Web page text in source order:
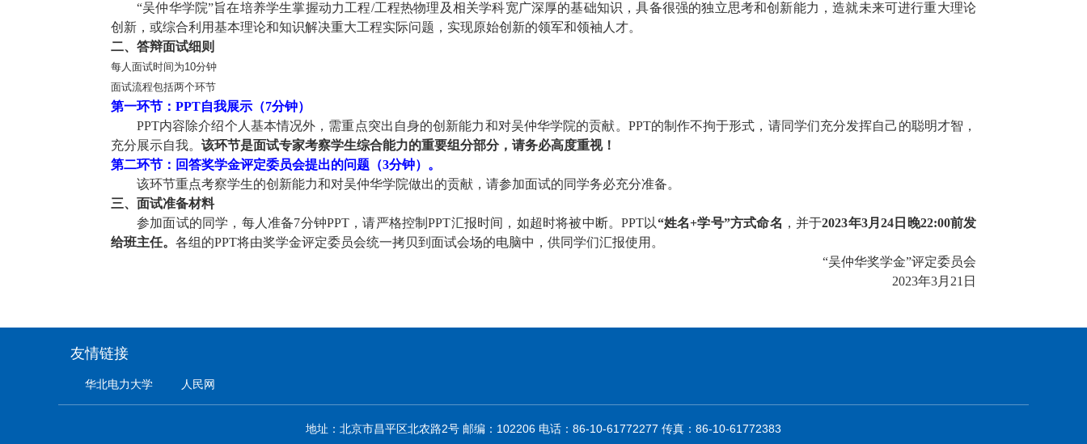
“吴仲华学院”旨在培养学生掌握动力工程/工程热物理及相关学科宽广深厚的基础知识，具备很强的独立思考和创新能力，造就未来可进行重大理论
创新，或综合利用基本理论和知识解决重大工程实际问题，实现原始创新的领军和领袖人才。
二、答辩面试细则
每人面试时间为10分钟
面试流程包括两个环节
第一环节：PPT自我展示 （7分钟）
PPT内容除介绍个人基本情况外，需重点突出 自身的创新能力和对吴仲华学院的贡献。 PPT的制作不拘于形式，请同学们充分发挥自己的聪明才智，
充分展示自我。 该环节是面试专家考察学生综合能力的重要组分部分，请务必高度重视！
第二环节：回答奖学金评定委员会提出的问题（3分钟）。
该环节重点考察学生的创新能力和对吴仲华学院做出的贡献，请参加面试的同学务必充分准备。
三、面试准备材料
参加面试的同学，每人准备7分钟PPT，请严格控制PPT汇报时间，如超时将被中断。PPT以“姓名+学号”方式命名 ， 并于2023年3月24 日 晚22:00前发
给班主任。 各组的PPT将由奖学金评定委员会统一拷贝到面试会场的电脑中 ，供同学们汇报使用 。
“吴仲华奖学金”评定委员会
2023年3月 21 日
友情链接
华北电力大学 人民网
地址：北京市昌平区北农路2号 邮编：102206 电话：86-10-61772277 传真：86-10-61772383